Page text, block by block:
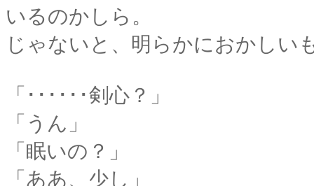
いるのかしら。
じゃないと、明らかにおかしい
「･･････剣心？」
「うん」
「眠いの？」
「ああ、少し」